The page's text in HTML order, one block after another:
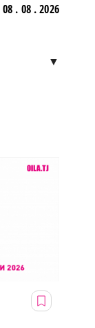
08 . 08 . 2026
▼